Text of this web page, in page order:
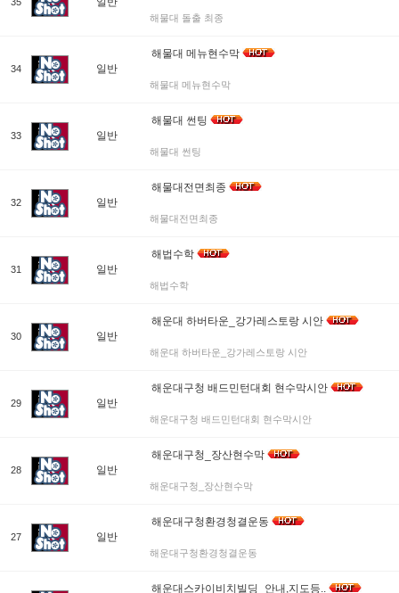
해물대 돌출 최종
34 일반
해물대 메뉴현수막
해물대 메뉴현수막
33 일반
해물대 썬팅
해물대 썬팅
32 일반
해물대전면최종
해물대전면최종
31 일반
해법수학
해법수학
30 일반
해운대 하버타운_강가레스토랑 시안
해운대 하버타운_강가레스토랑 시안
29 일반
해운대구청 배드민턴대회 현수막시안
해운대구청 배드민턴대회 현수막시안
28 일반
해운대구청_장산현수막
해운대구청_장산현수막
27 일반
해운대구청환경청결운동
해운대구청환경청결운동
해운대스카이비치빌딩_안내,지도등..